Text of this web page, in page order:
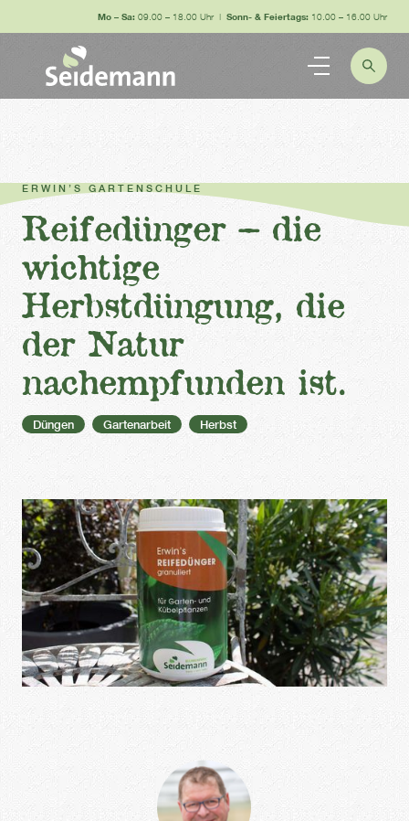
Mo – Sa: 09.00 – 18.00 Uhr | Sonn- & Feiertags: 10.00 – 16.00 Uhr
ERWIN’S GARTENSCHULE
Reifedünger – die
wichtige
Herbstdüngung, die
der Natur
nachempfunden ist.
Düngen Gartenarbeit Herbst